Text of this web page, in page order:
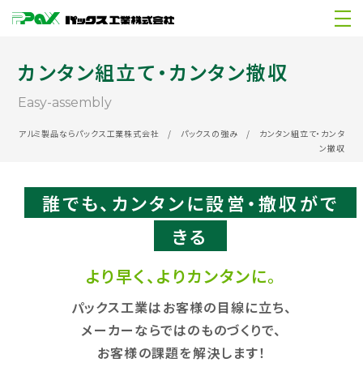
カンタン組立て・カンタン撤収
easy-assembly
アルミ製品ならパックス工業株式会社 / パックスの強み / カンタン組立て・カンタ
ン撤収
誰でも、カンタンに設営・撤収がで
きる
より早く、よりカンタンに。
パックス工業はお客様の目線に立ち、
メーカーならではのものづくりで、
お客様の課題を解決します！​